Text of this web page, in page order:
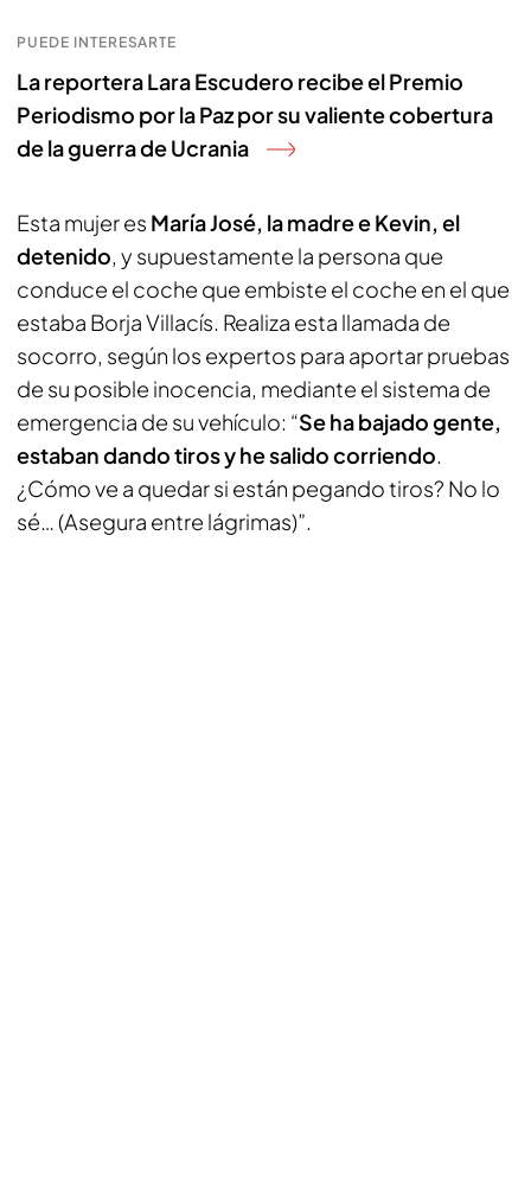
PUEDE INTERESARTE
La reportera Lara Escudero recibe el Premio
Periodismo por la Paz por su valiente cobertura
de la guerra de Ucrania
Esta mujer es María José, la madre e Kevin, el
detenido, y supuestamente la persona que
conduce el coche que embiste el coche en el que
estaba Borja Villacís. Realiza esta llamada de
socorro, según los expertos para aportar pruebas
de su posible inocencia, mediante el sistema de
emergencia de su vehículo: “Se ha bajado gente,
estaban dando tiros y he salido corriendo.
¿Cómo ve a quedar si están pegando tiros? No lo
sé… (Asegura entre lágrimas)”.